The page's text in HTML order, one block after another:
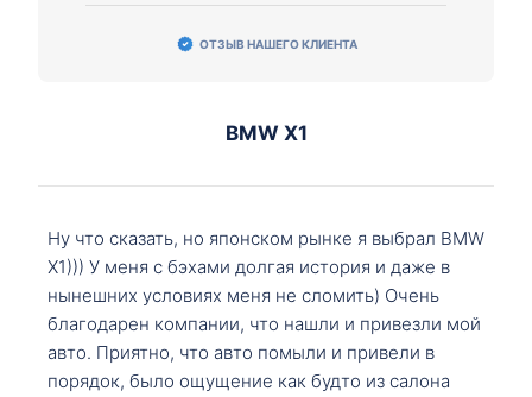
ОТЗЫВ НАШЕГО КЛИЕНТА
BMW X1
Ну что сказать, но японском рынке я выбрал BMW
X1))) У меня с бэхами долгая история и даже в
нынешних условиях меня не сломить) Очень
благодарен компании, что нашли и привезли мой
авто. Приятно, что авто помыли и привели в
порядок, было ощущение как будто из салона